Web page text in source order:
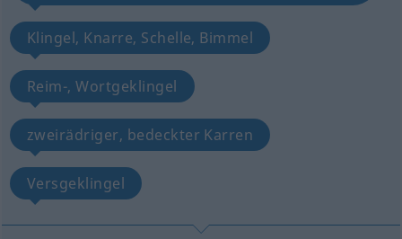
Klingel, Knarre, Schelle, Bimmel
Reim-, Wortgeklingel
zweirädriger, bedeckter Karren
Versgeklingel